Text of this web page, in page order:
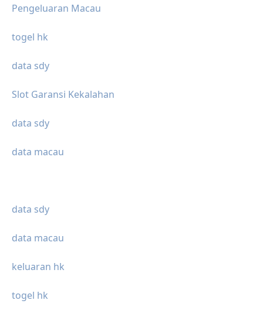
Pengeluaran Macau
togel hk
data sdy
Slot Garansi Kekalahan
data sdy
data macau
data sdy
data macau
keluaran hk
togel hk